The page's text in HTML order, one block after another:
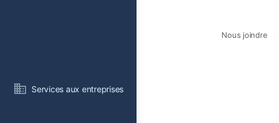
Services aux entreprises
Nous joindre